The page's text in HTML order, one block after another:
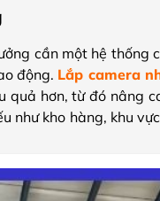
cần một hệ thống
động. Lắp camera
hơn, từ đó nâng
như kho hàng, khu